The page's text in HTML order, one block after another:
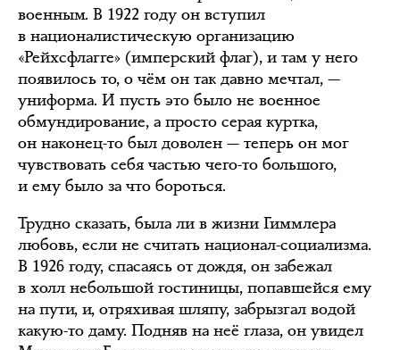
военным. В 1922 году он вступил
в националистическую организацию
«Рейхсфлагге» (имперский флаг), и там у него
появилось то, о чём он так давно мечтал, —
униформа. И пусть это было не военное
обмундирование, а просто серая куртка,
он наконец-то был доволен — теперь он мог
чувствовать себя частью чего-то большого,
и ему было за что бороться.
Трудно сказать, была ли в жизни Гиммлера
любовь, если не считать национал-социализма.
В 1926 году, спасаясь от дождя, он забежал
в холл небольшой гостиницы, попавшейся ему
на пути, и, отряхивая шляпу, забрызгал водой
какую-то даму. Подняв на неё глаза, он увидел